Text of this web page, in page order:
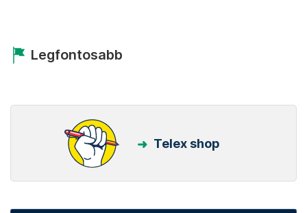
Legfontosabb
Telex shop